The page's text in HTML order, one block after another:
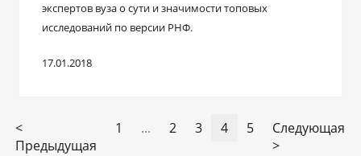
экспертов вуза о сути и значимости топовых
исследований по версии РНФ.
17.01.2018
<
Предыдущая
1 ... 2 3 4 5
Следующая
>